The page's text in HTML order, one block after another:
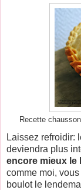
Recette
Laissez refroidir:
deviendra plus
encore mieux le
comme moi,
boulot le